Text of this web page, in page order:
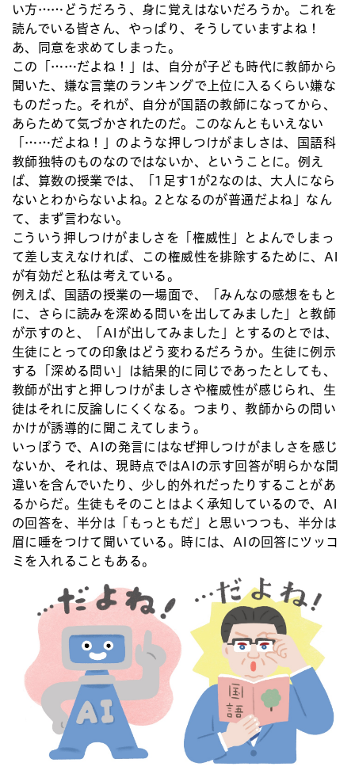
い方……どうだろう、身に覚えはないだろうか。これを
読んでいる皆さん、やっぱり、そうしていますよね！
あ、同意を求めてしまった。
この「……だよね！」は、自分が子ども時代に教師から
聞いた、嫌な言葉のランキングで上位に入るくらい嫌な
ものだった。それが、自分が国語の教師になってから、
あらためて気づかされたのだ。このなんともいえない
「……だよね！」のような押しつけがましさは、国語科
教師独特のものなのではないか、ということに。例え
ば、算数の授業では、「1足す1が2なのは、大人になら
ないとわからないよね。2となるのが普通だよね」なん
て、まず言わない。
こういう押しつけがましさを「権威性」とよんでしまっ
て差し支えなければ、この権威性を排除するために、AI
が有効だと私は考えている。
例えば、国語の授業の一場面で、「みんなの感想をもと
に、さらに読みを深める問いを出してみました」と教師
が示すのと、「AIが出してみました」とするのとでは、
生徒にとっての印象はどう変わるだろうか。生徒に例示
する「深める問い」は結果的に同じであったとしても、
教師が出すと押しつけがましさや権威性が感じられ、生
徒はそれに反論しにくくなる。つまり、教師からの問い
かけが誘導的に聞こえてしまう。
いっぽうで、AIの発言にはなぜ押しつけがましさを感じ
ないか、それは、現時点ではAIの示す回答が明らかな間
違いを含んでいたり、少し的外れだったりすることがあ
るからだ。生徒もそのことはよく承知しているので、AI
の回答を、半分は「もっともだ」と思いつつも、半分は
眉に唾をつけて聞いている。時には、AIの回答にツッコ
ミを入れることもある。